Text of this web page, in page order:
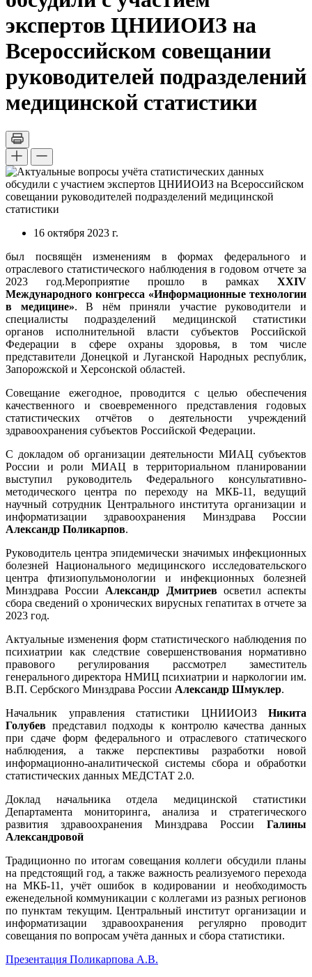
экспертов ЦНИИОИЗ на
Всероссийском совещании
руководителей подразделений
медицинской статистики
16 октября 2023 г.
был посвящён изменениям в формах федерального и
отраслевого статистического наблюдения в годовом отчете за
2023 год.Мероприятие прошло в рамкахXXIV
Международного конгресса «Информационные технологии
в медицине». В нём приняли участие руководители и
специалисты подразделений медицинской статистики
органов исполнительной власти субъектов Российской
Федерации в сфере охраны здоровья, в том числе
представители Донецкой и Луганской Народных республик,
Запорожской и Херсонской областей.
Совещание ежегодное, проводится с целью обеспечения
качественного и своевременного представления годовых
статистических отчётов о деятельности учреждений
здравоохранения субъектов Российской Федерации.
С докладом об организации деятельности МИАЦ субъектов
России и роли МИАЦ в территориальном планировании
выступил руководитель Федерального консультативно-
методического центра по переходу на МКБ-11, ведущий
научный сотрудник Центрального института организации и
информатизации здравоохранения Минздрава России
Александр Поликарпов.
Руководитель центра эпидемически значимых инфекционных
болезней Национального медицинского исследовательского
центра фтизиопульмонологии и инфекционных болезней
Минздрава России Александр Дмитриев осветил аспекты
сбора сведений о хронических вирусных гепатитах в отчете за
2023 год.
Актуальные изменения форм статистического наблюдения по
психиатрии как следствие совершенствования нормативно
правового регулирования рассмотрел заместитель
генерального директора НМИЦ психиатрии и наркологии им.
В.П. Сербского Минздрава России Александр Шмуклер.
Начальник управления статистики ЦНИИОИЗ Никита
Голубев представил подходы к контролю качества данных
при сдаче форм федерального и отраслевого статического
наблюдения, а также перспективы разработки новой
информационно-аналитической системы сбора и обработки
статистических данных МЕДСТАТ 2.0.
Доклад начальника отдела медицинской статистики
Департамента мониторинга, анализа и стратегического
развития здравоохранения Минздрава России Галины
Александровой
Традиционно по итогам совещания коллеги обсудили планы
на предстоящий год, а также важность реализуемого перехода
на МКБ-11, учёт ошибок в кодировании и необходимость
еженедельной коммуникации с коллегами из разных регионов
по пунктам текущим. Центральный институт организации и
информатизации здравоохранения регулярно проводит
совещания по вопросам учёта данных и сбора статистики.
Презентация Поликарпова А.В.